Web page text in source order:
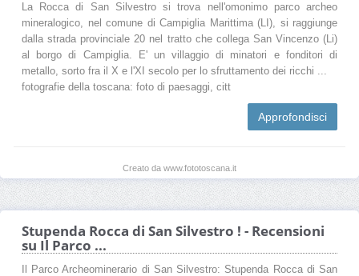
La Rocca di San Silvestro si trova nell'omonimo parco archeo
mineralogico, nel comune di Campiglia Marittima (LI), si raggiunge
dalla strada provinciale 20 nel tratto che collega San Vincenzo (Li)
al borgo di Campiglia. E' un villaggio di minatori e fonditori di
metallo, sorto fra il X e l'XI secolo per lo sfruttamento dei ricchi ...
fotografie della toscana: foto di paesaggi, citt
Approfondisci
Creato da www.fototoscana.it
Stupenda Rocca di San Silvestro ! - Recensioni
su Il Parco ...
Il Parco Archeominerario di San Silvestro: Stupenda Rocca di San